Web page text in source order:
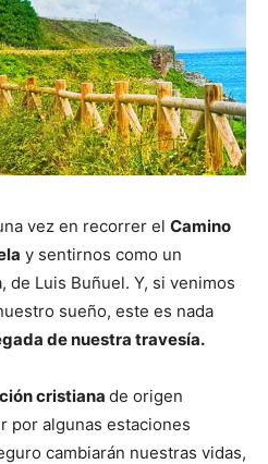
vez en recorrer el Camino
y sentirnos como un
de Luis Buñuel. Y, si venimos
sueño, este es nada
de nuestra travesía.
cristiana de origen
por algunas estaciones
cambiarán nuestras vidas,